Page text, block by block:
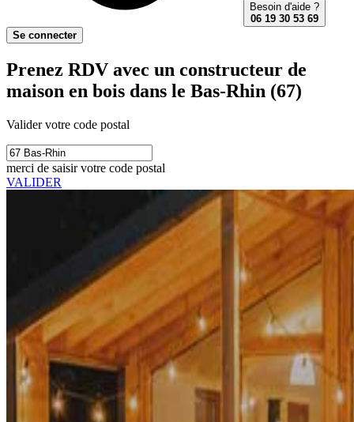
Besoin d'aide ?
06 19 30 53 69
Se connecter
Prenez RDV avec un constructeur de
maison en bois dans le Bas-Rhin (67)
Valider votre code postal
merci de saisir votre code postal
VALIDER